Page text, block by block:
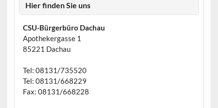
Hier finden Sie uns
CSU-Bürgerbüro Dachau
Apothekergasse 1
85221 Dachau
Tel: 08131/735520
Tel: 08131/668229
Fax: 08131/668228